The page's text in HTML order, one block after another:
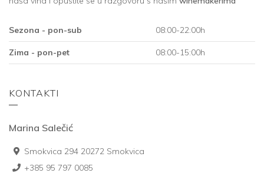
Sezona - pon-sub 08:00-22:00h
Zima - pon-pet 08:00-15:00h
KONTAKTI
Marina Salečić
Smokvica 294 20272 Smokvica
+385 95 797 0085